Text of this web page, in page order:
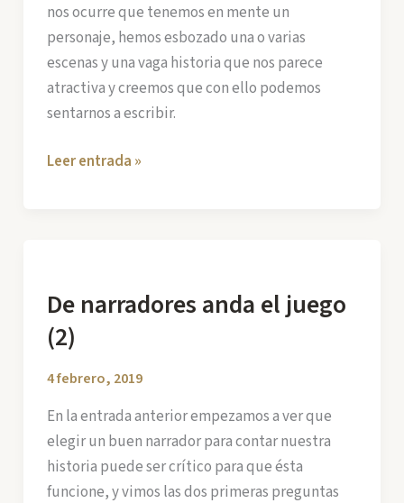
nos ocurre que tenemos en mente un
personaje, hemos esbozado una o varias
escenas y una vaga historia que nos parece
atractiva y creemos que con ello podemos
sentarnos a escribir.
La
Leer entrada »
De narradores anda el juego
(2)
4 febrero, 2019
En la entrada anterior empezamos a ver que
elegir un buen narrador para contar nuestra
historia puede ser crítico para que ésta
funcione, y vimos las dos primeras preguntas